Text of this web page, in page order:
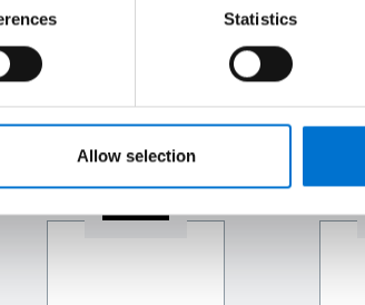
Statistics
Allow selection
reconocidas por su experiencia
en sus propios talleres y los instalan ellos
el diseño hasta la instalación en obra.
3